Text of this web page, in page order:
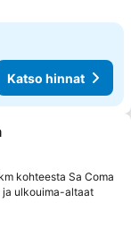
Katso hinnat
kohteesta Sa Coma
ulkouima-altaat